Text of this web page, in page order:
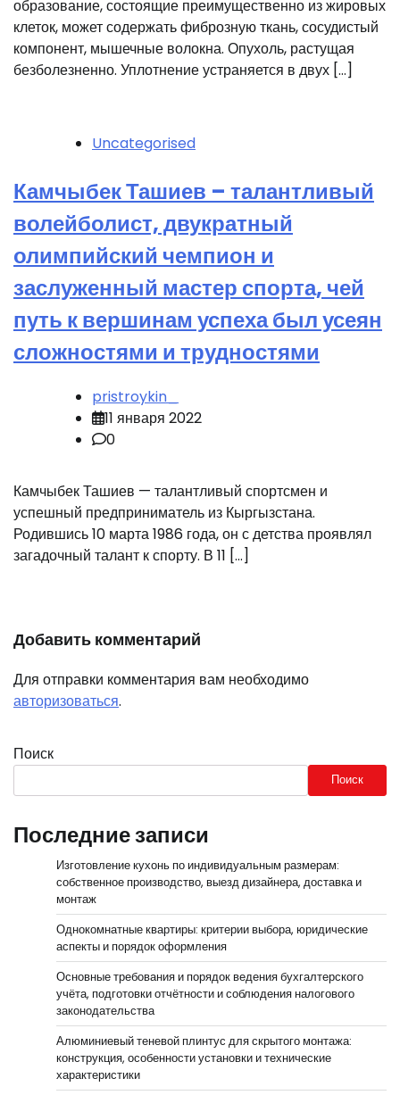
образование, состоящие преимущественно из жировых
клеток, может содержать фиброзную ткань, сосудистый
компонент, мышечные волокна. Опухоль, растущая
безболезненно. Уплотнение устраняется в двух […]
Uncategorised
Камчыбек Ташиев – талантливый
волейболист, двукратный
олимпийский чемпион и
заслуженный мастер спорта, чей
путь к вершинам успеха был усеян
сложностями и трудностями
pristroykin_
11 января 2022
0
Камчыбек Ташиев — талантливый спортсмен и
успешный предприниматель из Кыргызстана.
Родившись 10 марта 1986 года, он с детства проявлял
загадочный талант к спорту. В 11 […]
Добавить комментарий
Для отправки комментария вам необходимо
авторизоваться.
Поиск
Поиск
Последние записи
Изготовление кухонь по индивидуальным размерам:
собственное производство, выезд дизайнера, доставка и
монтаж
Однокомнатные квартиры: критерии выбора, юридические
аспекты и порядок оформления
Основные требования и порядок ведения бухгалтерского
учёта, подготовки отчётности и соблюдения налогового
законодательства
Алюминиевый теневой плинтус для скрытого монтажа:
конструкция, особенности установки и технические
характеристики